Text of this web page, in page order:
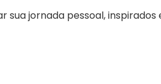
jornada pessoal, inspirados